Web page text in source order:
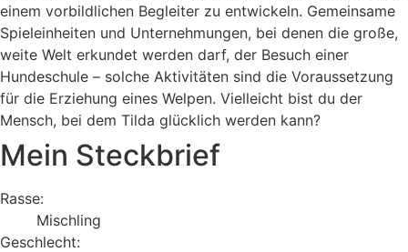
einem vorbildlichen Begleiter zu entwickeln. Gemeinsame
Spieleinheiten und Unternehmungen, bei denen die große,
weite Welt erkundet werden darf, der Besuch einer
Hundeschule – solche Aktivitäten sind die Voraussetzung
für die Erziehung eines Welpen. Vielleicht bist du der
Mensch, bei dem Tilda glücklich werden kann?
Mein Steckbrief
Rasse:
Mischling
Geschlecht: